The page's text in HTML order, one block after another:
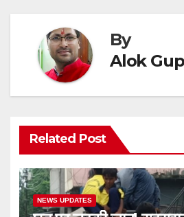
By
Alok
Related Post
NEWS UPDATES